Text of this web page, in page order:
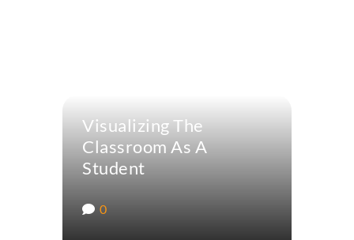
Visualizing The
Classroom As A
Student
0